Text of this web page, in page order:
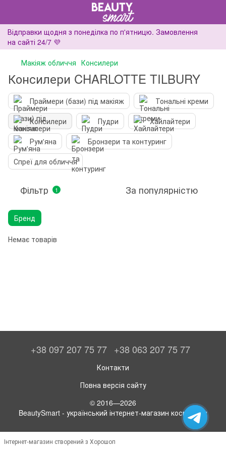
Відправки щодня з понеділка по п'ятницю. Замовлення
на сайті 24/7 💜
Макіяж обличчя Консилери
Консилери CHARLOTTE TILBURY
Праймери (бази) під макіяж
Тональні креми
Консилери
Пудри
Хайлайтери
Рум'яна
Бронзери та контуринг
Спреї для обличчя
Фільтр 1 За популярністю
Бренд
Немає товарів
+38 097 207 75 77 +38 063 207 75 77
Контакти
Повна версія сайту
© 2016—2026
BeautySmart - український інтернет-магазин косметики
Інтернет-магазин створений з Хорошоп